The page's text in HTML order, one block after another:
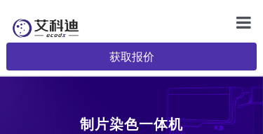
获取报价
产
制片染色一体机